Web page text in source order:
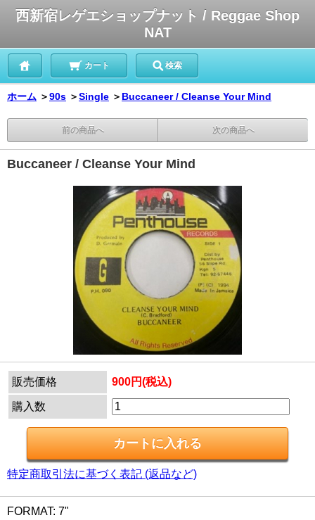
西新宿レゲエショップナット / Reggae Shop
NAT
カート 検索
ホーム ＞90s ＞Single ＞ Buccaneer / Cleanse Your Mind
前の商品へ 次の商品へ
Buccaneer / Cleanse Your Mind
販売価格 900円(税込)
購入数
特定商取引法に基づく表記 (返品など)
FORMAT: 7"